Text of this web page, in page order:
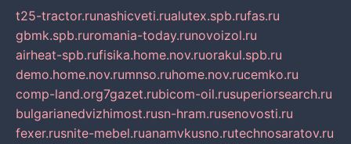
t25-tractor.runashicveti.rualutex.spb.rufas.ru
gbmk.spb.ruromania-today.runovoizol.ru
airheat-spb.rufisika.home.nov.ruorakul.spb.ru
demo.home.nov.rumnso.ruhome.nov.rucemko.ru
comp-land.org7gazet.rubicom-oil.rusuperiorsearch.ru
bulgarianedvizhimost.rusn-hram.rusenovosti.ru
fexer.rusnite-mebel.ruanamvkusno.rutechnosaratov.ru